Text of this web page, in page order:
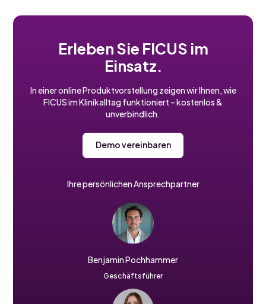
Erleben Sie FICUS im
Einsatz.
In einer online Produktvorstellung zeigen wir Ihnen, wie
FICUS im Klinikalltag funktioniert – kostenlos &
unverbindlich.
Demo vereinbaren
Ihre persönlichen Ansprechpartner
Benjamin Pochhammer
Geschäftsführer